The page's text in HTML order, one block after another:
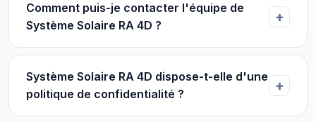
Comment puis-je contacter l'équipe de
Système Solaire RA 4D ?
Système Solaire RA 4D dispose-t-elle d'une
politique de confidentialité ?